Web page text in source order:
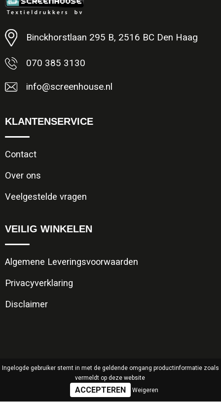
Minimale afname: 1
Binckhorstlaan 295 B, 2516 BC Den Haag
070 385 3130
info@screenhouse.nl
KLANTENSERVICE
Contact
Over ons
Veelgestelde vragen
VEILIG WINKELEN
Algemene Leveringsvoorwaarden
Privacyverklaring
Disclaimer
Ingelogde gebruiker stemt in met de geldende omgang productinformatie zoals
vermeldt op deze website
Weigeren